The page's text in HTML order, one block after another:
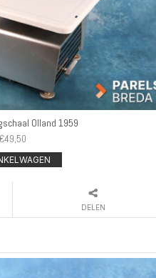
Olland 1959
€49,50
DELEN